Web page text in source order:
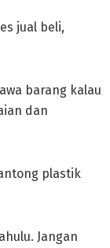
jual beli,
barang kalau
dan
plastik
Jangan